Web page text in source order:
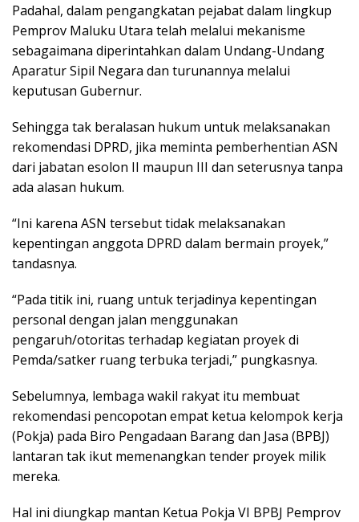
Padahal, dalam pengangkatan pejabat dalam lingkup
Pemprov Maluku Utara telah melalui mekanisme
sebagaimana diperintahkan dalam Undang-Undang
Aparatur Sipil Negara dan turunannya melalui
keputusan Gubernur.
Sehingga tak beralasan hukum untuk melaksanakan
rekomendasi DPRD, jika meminta pemberhentian ASN
dari jabatan esolon II maupun III dan seterusnya tanpa
ada alasan hukum.
“Ini karena ASN tersebut tidak melaksanakan
kepentingan anggota DPRD dalam bermain proyek,”
tandasnya.
“Pada titik ini, ruang untuk terjadinya kepentingan
personal dengan jalan menggunakan
pengaruh/otoritas terhadap kegiatan proyek di
Pemda/satker ruang terbuka terjadi,” pungkasnya.
Sebelumnya, lembaga wakil rakyat itu membuat
rekomendasi pencopotan empat ketua kelompok kerja
(Pokja) pada Biro Pengadaan Barang dan Jasa (BPBJ)
lantaran tak ikut memenangkan tender proyek milik
mereka.
Hal ini diungkap mantan Ketua Pokja VI BPBJ Pemprov